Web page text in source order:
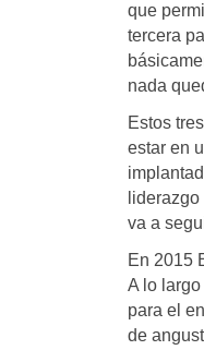
que
tercera
nada
Estos
estar en
va a
En 2015
A lo
para el
de